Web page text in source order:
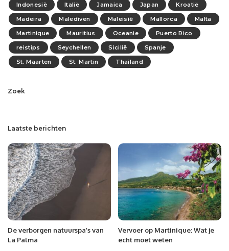
Indonesië
Italië Jamaica Japan
Kroatië
Madeira
Malediven Maleisië Mallorca
Malta
Martinique
Mauritius Oceanie
Puerto Rico
reistips
Seychellen Sicilië
Spanje
St. Maarten
St. Martin Thailand
Zoek
Laatste berichten
De verborgen natuurspa’s van
La Palma
Vervoer op Martinique: Wat je
echt moet weten